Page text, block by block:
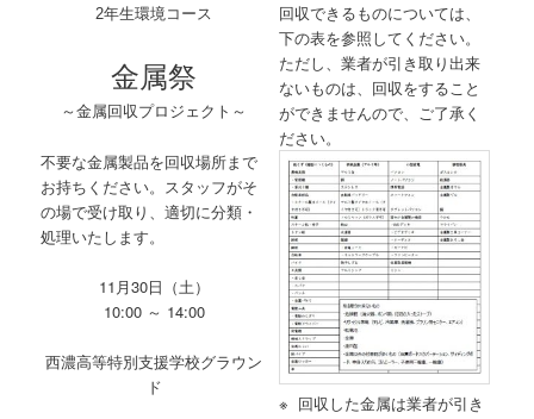
2年生環境コース
金属祭
～金属回収プロジェクト～
不要な金属製品を回収場所まで
お持ちください。スタッフがそ
の場で受け取り、適切に分類・
処理いたします。
11月30日（土）
10:00 ～ 14:00
西濃高等特別支援学校グラウン
ド
回収できるものについては、
下の表を参照してください。
ただし、業者が引き取り出来
ないものは、回収をすること
ができませんので、ご了承く
ださい。
※ 回収した金属は業者が引き